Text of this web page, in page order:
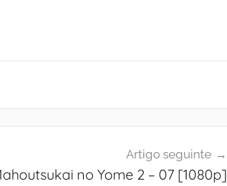
Artigo seguinte
no Yome 2 – 07 [1080p]